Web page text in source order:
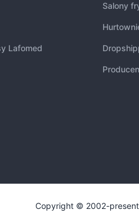
Lafomed
Salony
Copyright © 2002-present